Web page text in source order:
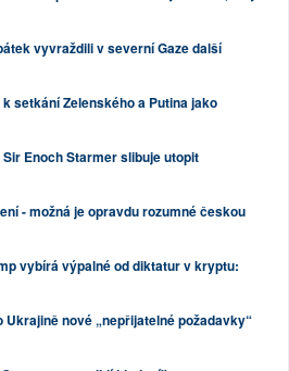
vyvraždili v severní Gaze další
setkání Zelenského a Putina jako
Enoch Starmer slibuje utopit
- možná je opravdu rozumné českou
vybírá výpalné od diktatur v kryptu:
Ukrajině nové „nepřijatelné požadavky“